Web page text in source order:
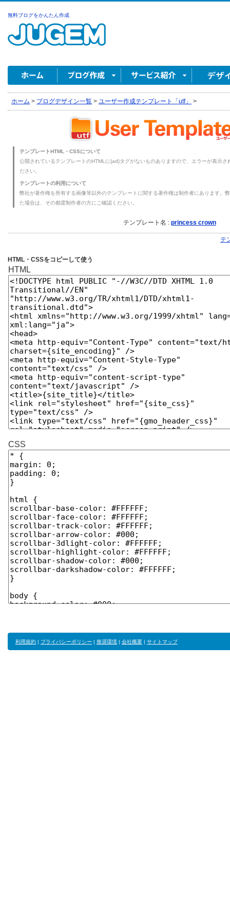
無料ブログをかんたん作成
ホーム > ブログデザイン一覧 > ユーザー作成テンプレート「utf」 >
テンプレートHTML・CSSについて
公開されているテンプレートのHTMLに{ad}タグがないものありますので、エラーが表示
ださい。
テンプレートの利用について
弊社が著作権を所有する画像等以外のテンプレートに関する著作権は制作者にあります。
た場合は、その都度制作者の方にご確認ください。
テンプレート名 : princess crown
テ
HTML・CSSをコピーして使う
HTML
CSS
利用規約 | プライバシーポリシー | 推奨環境 | 会社概要 | サイトマップ